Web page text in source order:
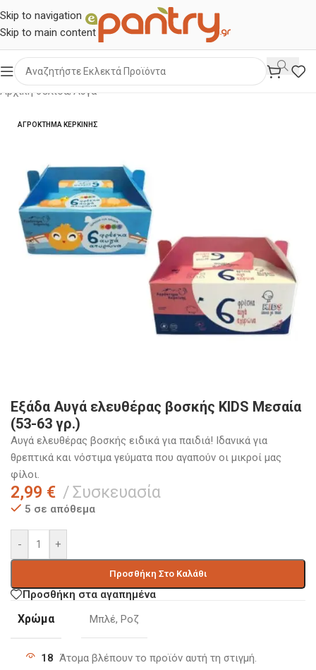
Skip to navigation
Skip to main content
Αρχική σελίδα/ Αυγά
ΑΓΡΟΚΤΗΜΑ ΚΕΡΚΙΝΗΣ
Εξάδα Αυγά ελευθέρας βοσκής KIDS Μεσαία
(53-63 γρ.)
Αυγά ελευθέρας βοσκής ειδικά για παιδιά! Ιδανικά για
θρεπτικά και νόστιμα γεύματα που αγαπούν οι μικροί μας
φίλοι.
2,99 € Συσκευασία
5 σε απόθεμα
- +
Προσθήκη Στο Καλάθι
Προσθήκη στα αγαπημένα
Χρώμα Μπλέ, Ροζ
18 Άτομα βλέπουν το προϊόν αυτή τη στιγμή.